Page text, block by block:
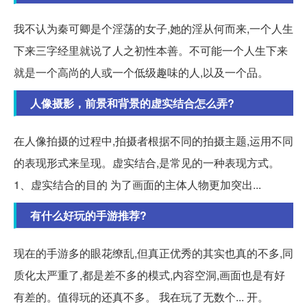
我不认为秦可卿是个淫荡的女子,她的淫从何而来,一个人生
下来三字经里就说了人之初性本善。不可能一个人生下来
就是一个高尚的人或一个低级趣味的人,以及一个品。
人像摄影，前景和背景的虚实结合怎么弄?
在人像拍摄的过程中,拍摄者根据不同的拍摄主题,运用不同
的表现形式来呈现。虚实结合,是常见的一种表现方式。
1、虚实结合的目的 为了画面的主体人物更加突出...
有什么好玩的手游推荐?
现在的手游多的眼花缭乱,但真正优秀的其实也真的不多,同
质化太严重了,都是差不多的模式,内容空洞,画面也是有好
有差的。值得玩的还真不多。 我在玩了无数个... 开。